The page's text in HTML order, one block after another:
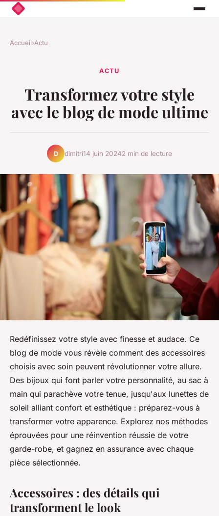
Accueil›Actu
ACTU
Transformez votre style
avec le blog de mode ultime
D dimitri14 juin 20242 min de lecture
Redéfinissez votre style avec finesse et audace. Ce
blog de mode vous révèle comment des accessoires
choisis avec soin peuvent révolutionner votre allure.
Des bijoux qui font parler votre personnalité, au sac à
main qui parachève votre tenue, jusqu'aux lunettes de
soleil alliant confort et esthétique : préparez-vous à
transformer votre apparence. Explorez nos méthodes
éprouvées pour une réinvention réussie de votre
garde-robe, et gagnez en assurance avec chaque
pièce sélectionnée.
Accessoires : des détails qui
transforment le look